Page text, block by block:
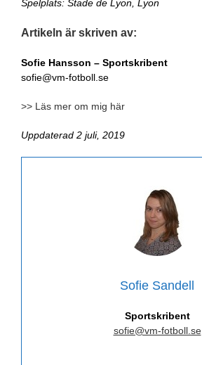
Spelplats: Stade de Lyon, Lyon
Artikeln är skriven av:
Sofie Hansson – Sportskribent
sofie@vm-fotboll.se
>> Läs mer om mig här
Uppdaterad 2 juli, 2019
Sofie Sandell
Sportskribent
sofie@vm-fotboll.se